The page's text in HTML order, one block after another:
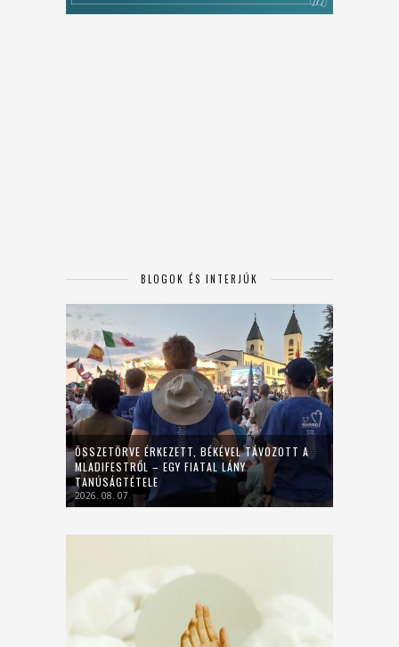
BLOGOK ÉS INTERJÚK
ÖSSZETÖRVE ÉRKEZETT, BÉKÉVEL TÁVOZOTT A
MLADIFESTRŐL – EGY FIATAL LÁNY
TANÚSÁGTÉTELE
2026. 08. 07.